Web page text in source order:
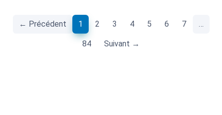
← Précédent 1 (current)
2 3 4 5 6 7 …
84 Suivant →